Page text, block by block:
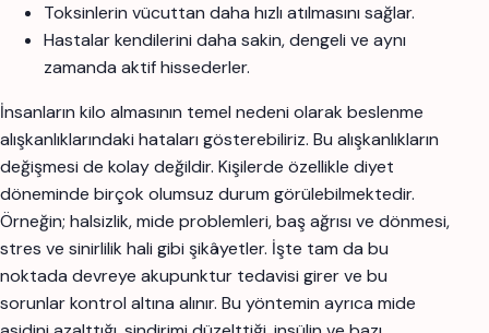
Toksinlerin vücuttan daha hızlı atılmasını sağlar.
Hastalar kendilerini daha sakin, dengeli ve aynı
zamanda aktif hissederler.
İnsanların kilo almasının temel nedeni olarak beslenme
alışkanlıklarındaki hataları gösterebiliriz. Bu alışkanlıkların
değişmesi de kolay değildir. Kişilerde özellikle diyet
döneminde birçok olumsuz durum görülebilmektedir.
Örneğin; halsizlik, mide problemleri, baş ağrısı ve dönmesi,
stres ve sinirlilik hali gibi şikâyetler. İşte tam da bu
noktada devreye akupunktur tedavisi girer ve bu
sorunlar kontrol altına alınır. Bu yöntemin ayrıca mide